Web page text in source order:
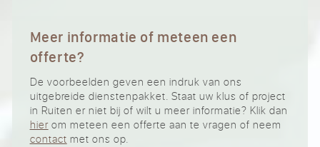
Meer informatie of meteen een
offerte?
De voorbeelden geven een indruk van ons
uitgebreide dienstenpakket. Staat uw klus of project
in Ruiten er niet bij of wilt u meer informatie? Klik dan
hierom meteen een offerte aan te vragen of neem
contact met ons op.